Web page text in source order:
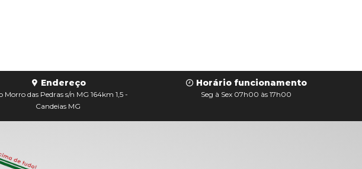
Endereço
Morro das Pedras s/n MG 164km 1,5 -
Candeias MG
Horário funcionamento
Seg à Sex 07h00 às 17h00